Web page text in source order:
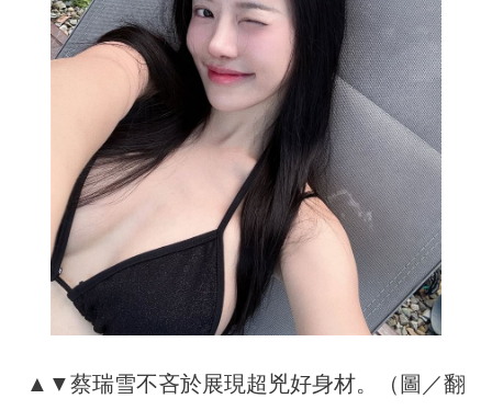
▲▼蔡瑞雪不吝於展現超兇好身材。（圖／翻